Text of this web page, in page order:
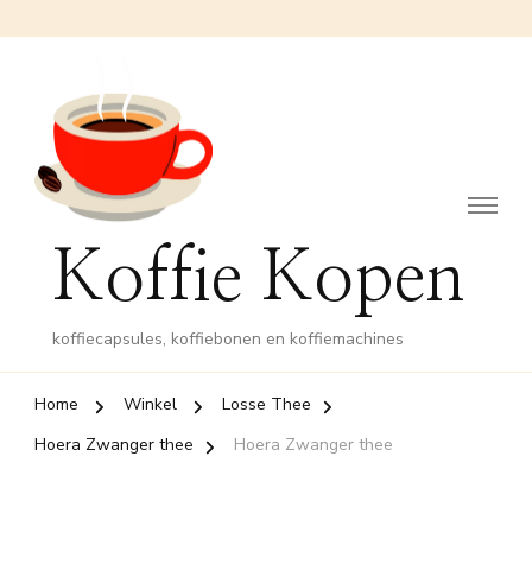
Koffie Kopen
koffiecapsules, koffiebonen en koffiemachines
Home Winkel
Losse Thee
Hoera Zwanger thee
Hoera Zwanger thee